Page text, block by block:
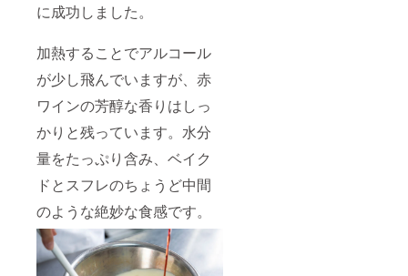
に成功しました。
加熱することでアルコール
が少し飛んでいますが、赤
ワインの芳醇な香りはしっ
かりと残っています。水分
量をたっぷり含み、ベイク
ドとスフレのちょうど中間
のような絶妙な食感です。